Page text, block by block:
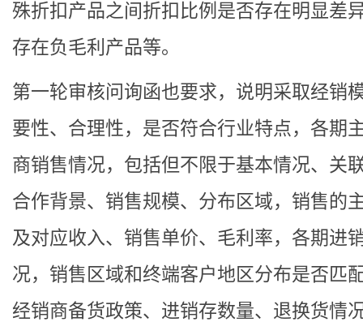
殊折扣产品之间折扣比例是否存在明显差
存在负毛利产品等。
第一轮审核问询函也要求，说明采取经销
要性、合理性，是否符合行业特点，各期
商销售情况，包括但不限于基本情况、关
合作背景、销售规模、分布区域，销售的
及对应收入、销售单价、毛利率，各期进
况，销售区域和终端客户地区分布是否匹
经销商备货政策、进销存数量、退换货情